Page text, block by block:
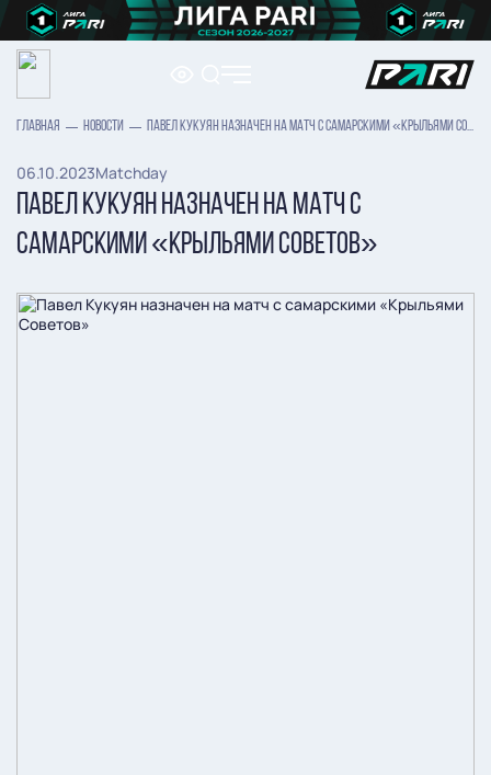
ГЛАВНАЯ НОВОСТИ ПАВЕЛ КУКУЯН НАЗНАЧЕН НА МАТЧ С САМАРСКИМИ «КРЫЛЬЯМИ СОВЕТОВ»
06.10.2023Matchday
ПАВЕЛ КУКУЯН НАЗНАЧЕН НА МАТЧ С
САМАРСКИМИ «КРЫЛЬЯМИ СОВЕТОВ»